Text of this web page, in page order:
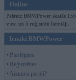
Online
Pašreiz BMWPower skatās 155
viesi un 5 reģistrēti lietotāji.
Ienākt BMWPower
• Pieslēgties
• Reģistrēties
• Aizmirsi paroli?